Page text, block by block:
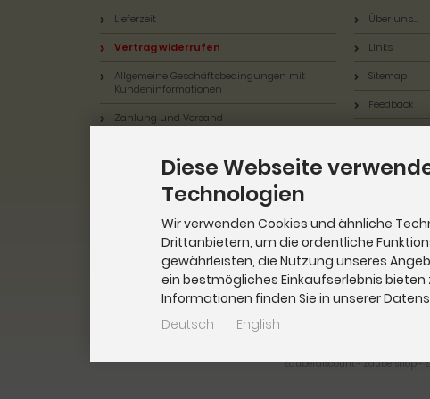
Lieferzeit
Vertrag widerrufen
Allgemeine Geschäftsbedingungen mit
Kundeninformationen
Zahlung und Versand
Batterieentsorgung
Widerrufsbelehrung & Widerrufsformular
Impressum
Cookie Einstellungen
Über uns...
Links
Sitemap
Feedback
Zauberdiscount - Zaubershop -
Diese Webseite
Technologien
Wir verwenden Cookies und ähnliche
Drittanbietern, um die ordentliche
gewährleisten, die Nutzung unseres
ein bestmögliches Einkaufserlebnis bieten
Informationen finden Sie in unserer
Deutsch English